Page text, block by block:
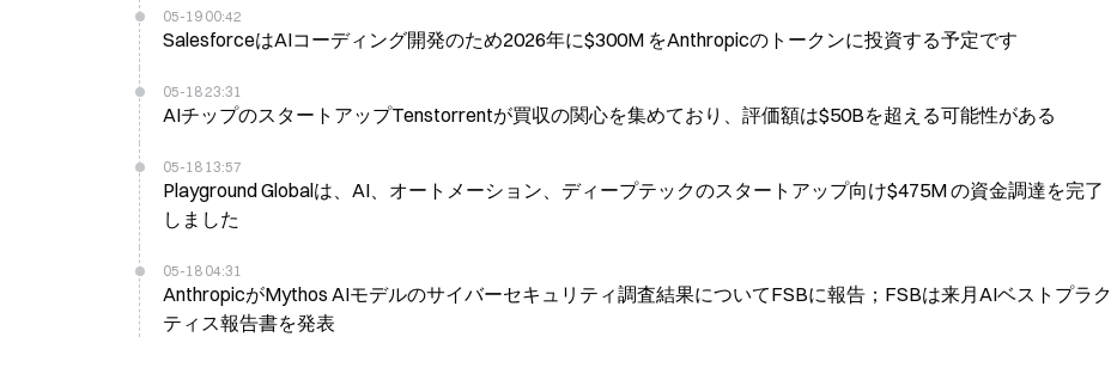
05-19 00:42
SalesforceはAIコーディング開発のため2026年に$300M をAnthropicのトークンに投資する予定です
05-18 23:31
AIチップのスタートアップTenstorrentが買収の関心を集めており、評価額は$50Bを超える可能性がある
05-18 13:57
Playground Globalは、AI、オートメーション、ディープテックのスタートアップ向け$475M の資金調達を完了
しました
05-18 04:31
AnthropicがMythos AIモデルのサイバーセキュリティ調査結果についてFSBに報告；FSBは来月AIベストプラク
ティス報告書を発表